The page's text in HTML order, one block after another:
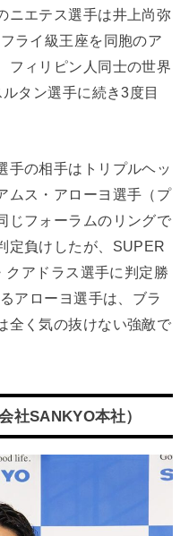
ニエテス選手は井上尚弥
ライ級王座を同胞のア
フィリピン人同士の世界
タン選手に続き3度目
手の相手はトリプルヘッ
ムス・アローヨ選手（プ
じフォーラムのリングで
定負けしたが、SUPER
アドラス選手に判定勝
アローヨ選手は、ブラ
全く気の抜けない強敵で
社SANKYO本社）